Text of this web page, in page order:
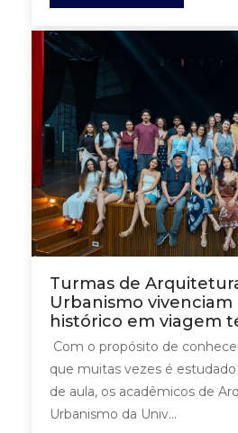
Turmas de
Urbanismo
histórico em viagem
Com o propósito de
que muitas vezes é
de aula, os acadêmicos de
Urbanismo da Univ...